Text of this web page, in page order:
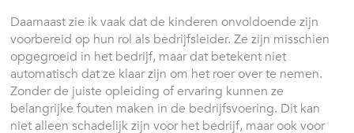
Daarnaast zie ik vaak dat de kinderen onvoldoende zijn
voorbereid op hun rol als bedrijfsleider. Ze zijn misschien
opgegroeid in het bedrijf, maar dat betekent niet
automatisch dat ze klaar zijn om het roer over te nemen.
Zonder de juiste opleiding of ervaring kunnen ze
belangrijke fouten maken in de bedrijfsvoering. Dit kan
niet alleen schadelijk zijn voor het bedrijf, maar ook voor